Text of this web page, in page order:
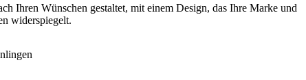
Ihren Wünschen gestaltet, mit einem Design, das Ihre Marke und
widerspiegelt.